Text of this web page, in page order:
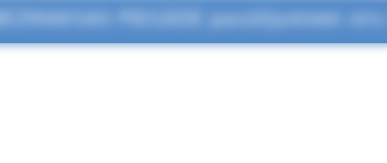
BEZMAKSAS PIEGĀDE pasūtījumiem